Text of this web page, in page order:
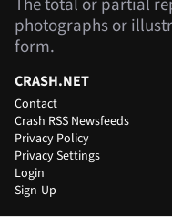
The total or partial
photographs or
form.
CRASH.NET
Contact
Crash RSS Newsfeeds
Privacy Policy
Privacy Settings
Login
Sign-Up